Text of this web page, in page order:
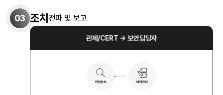
03 조치전파 및 보고
관제/CERT → 보안담당자